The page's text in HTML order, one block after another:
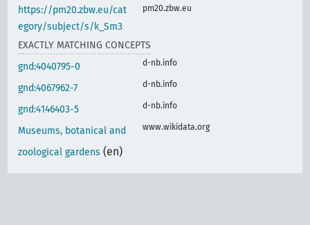
https://pm20.zbw.eu/cat
egory/subject/s/k_Sm3
pm20.zbw.eu
EXACTLY MATCHING CONCEPTS
gnd:4040795-0
d-nb.info
gnd:4067962-7 d-nb.info
gnd:4146403-5 d-nb.info
Museums, botanical and
zoological gardens (en)
www.wikidata.org